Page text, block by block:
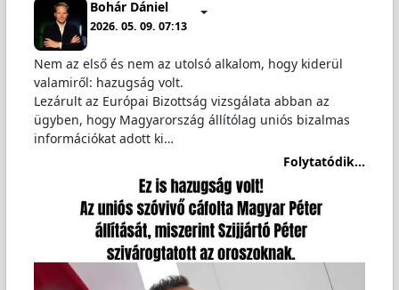
Bohár Dániel
2026. 05. 09. 07:13
Nem az első és nem az utolsó alkalom, hogy kiderül
valamiről: hazugság volt.
Lezárult az Európai Bizottság vizsgálata abban az
ügyben, hogy Magyarország állítólag uniós bizalmas
információkat adott ki…
Folytatódik...